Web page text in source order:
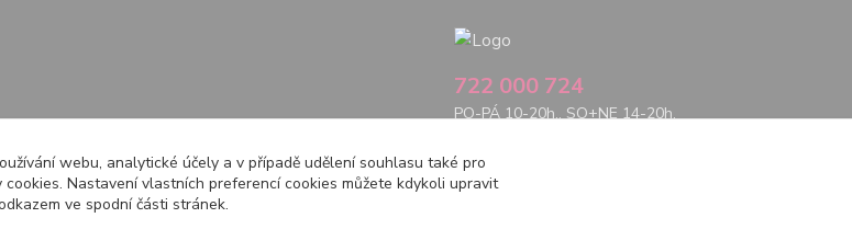
722 000 724
PO-PÁ 10-20h., SO+NE 14-20h.
webu, analytické účely a v případě udělení souhlasu také pro
Nastavení vlastních preferencí cookies můžete kdykoli upravit
ve spodní části stránek.